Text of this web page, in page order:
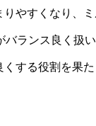
やすくなり、
ランス良く扱
する役割を果た